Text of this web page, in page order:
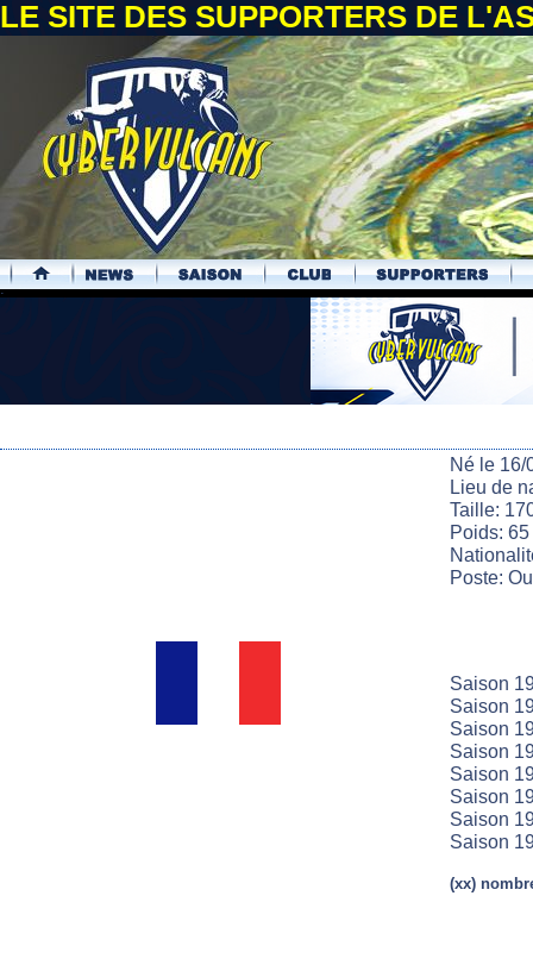
LE SITE DES SUPPORTERS DE
.
Né le 16/
Lieu de
Taille:
Poids:
Poste:
Saison
Saison
Saison
Saison
Saison
Saison
Saison
Saison
(xx)